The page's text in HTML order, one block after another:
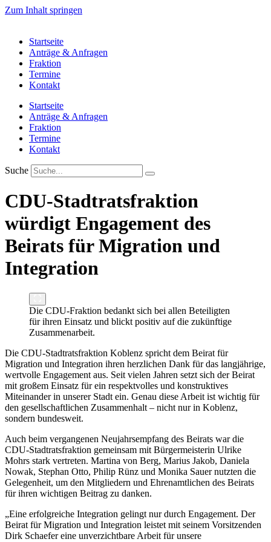
Zum Inhalt springen
Startseite
Anträge & Anfragen
Fraktion
Termine
Kontakt
Startseite
Anträge & Anfragen
Fraktion
Termine
Kontakt
Suche
CDU-Stadtratsfraktion
würdigt Engagement des
Beirats für Migration und
Integration
Die CDU-Fraktion bedankt sich bei allen Beteiligten
für ihren Einsatz und blickt positiv auf die zukünftige
Zusammenarbeit.
Die CDU-Stadtratsfraktion Koblenz spricht dem Beirat für
Migration und Integration ihren herzlichen Dank für das langjährige,
wertvolle Engagement aus. Seit vielen Jahren setzt sich der Beirat
mit großem Einsatz für ein respektvolles und konstruktives
Miteinander in unserer Stadt ein. Genau diese Arbeit ist wichtig für
den gesellschaftlichen Zusammenhalt – nicht nur in Koblenz,
sondern bundesweit.
Auch beim vergangenen Neujahrsempfang des Beirats war die
CDU-Stadtratsfraktion gemeinsam mit Bürgermeisterin Ulrike
Mohrs stark vertreten. Martina von Berg, Marius Jakob, Daniela
Nowak, Stephan Otto, Philip Rünz und Monika Sauer nutzten die
Gelegenheit, um den Mitgliedern und Ehrenamtlichen des Beirats
für ihren wichtigen Beitrag zu danken.
„Eine erfolgreiche Integration gelingt nur durch Engagement. Der
Beirat für Migration und Integration leistet mit seinem Vorsitzenden
Dirk Schaefer eine unverzichtbare Arbeit für unsere